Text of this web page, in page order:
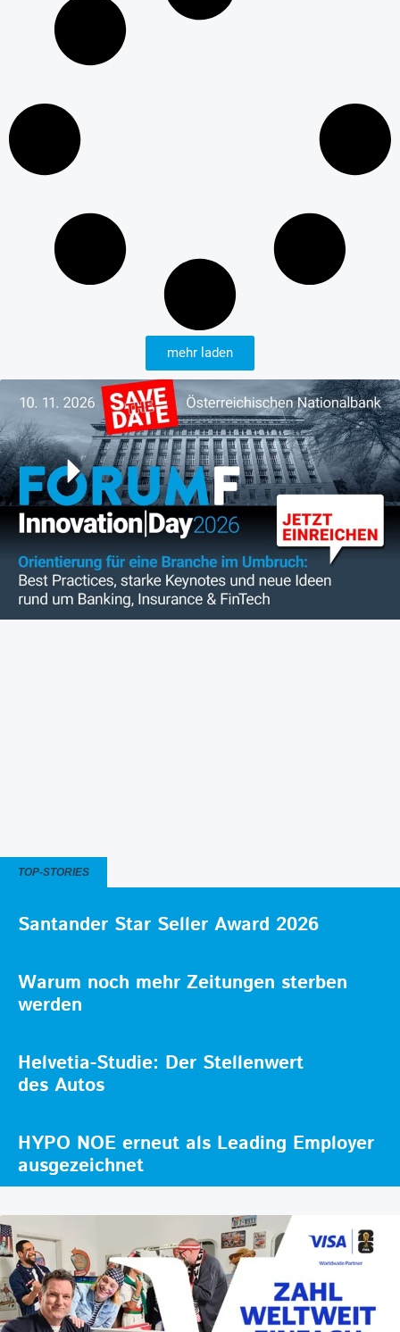
mehr laden
TOP-STORIES
Santander Star Seller Award 2026
Warum noch mehr Zeitungen sterben
werden
Helvetia-Studie: Der Stellenwert
des Autos
HYPO NOE erneut als Leading Employer
ausgezeichnet